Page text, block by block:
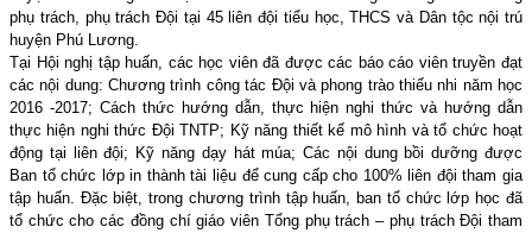
phụ trách, phụ trách Đội tại 45 liên đội tiểu học, THCS và Dân tộc nội trú
huyện Phú Lương.
Tại Hội nghị tập huấn, các học viên đã được các báo cáo viên truyền đạt
các nội dung: Chương trình công tác Đội và phong trào thiếu nhi năm học
2016 -2017; Cách thức hướng dẫn, thực hiện nghi thức và hướng dẫn
thực hiện nghi thức Đội TNTP; Kỹ năng thiết kế mô hình và tổ chức hoạt
động tại liên đội; Kỹ năng dạy hát múa; Các nội dung bồi dưỡng được
Ban tổ chức lớp in thành tài liệu để cung cấp cho 100% liên đội tham gia
tập huấn. Đặc biệt, trong chương trình tập huấn, ban tổ chức lớp học đã
tổ chức cho các đồng chí giáo viên Tổng phụ trách – phụ trách Đội tham